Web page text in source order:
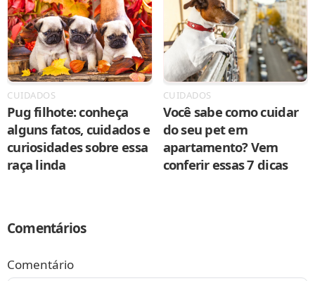
CUIDADOS
Pug filhote: conheça
alguns fatos, cuidados e
curiosidades sobre essa
raça linda
CUIDADOS
Você sabe como cuidar
do seu pet em
apartamento? Vem
conferir essas 7 dicas
Comentários
Comentário